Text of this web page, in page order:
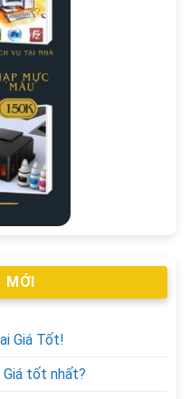
MỚI
Giá Tốt!
Giá tốt nhất?